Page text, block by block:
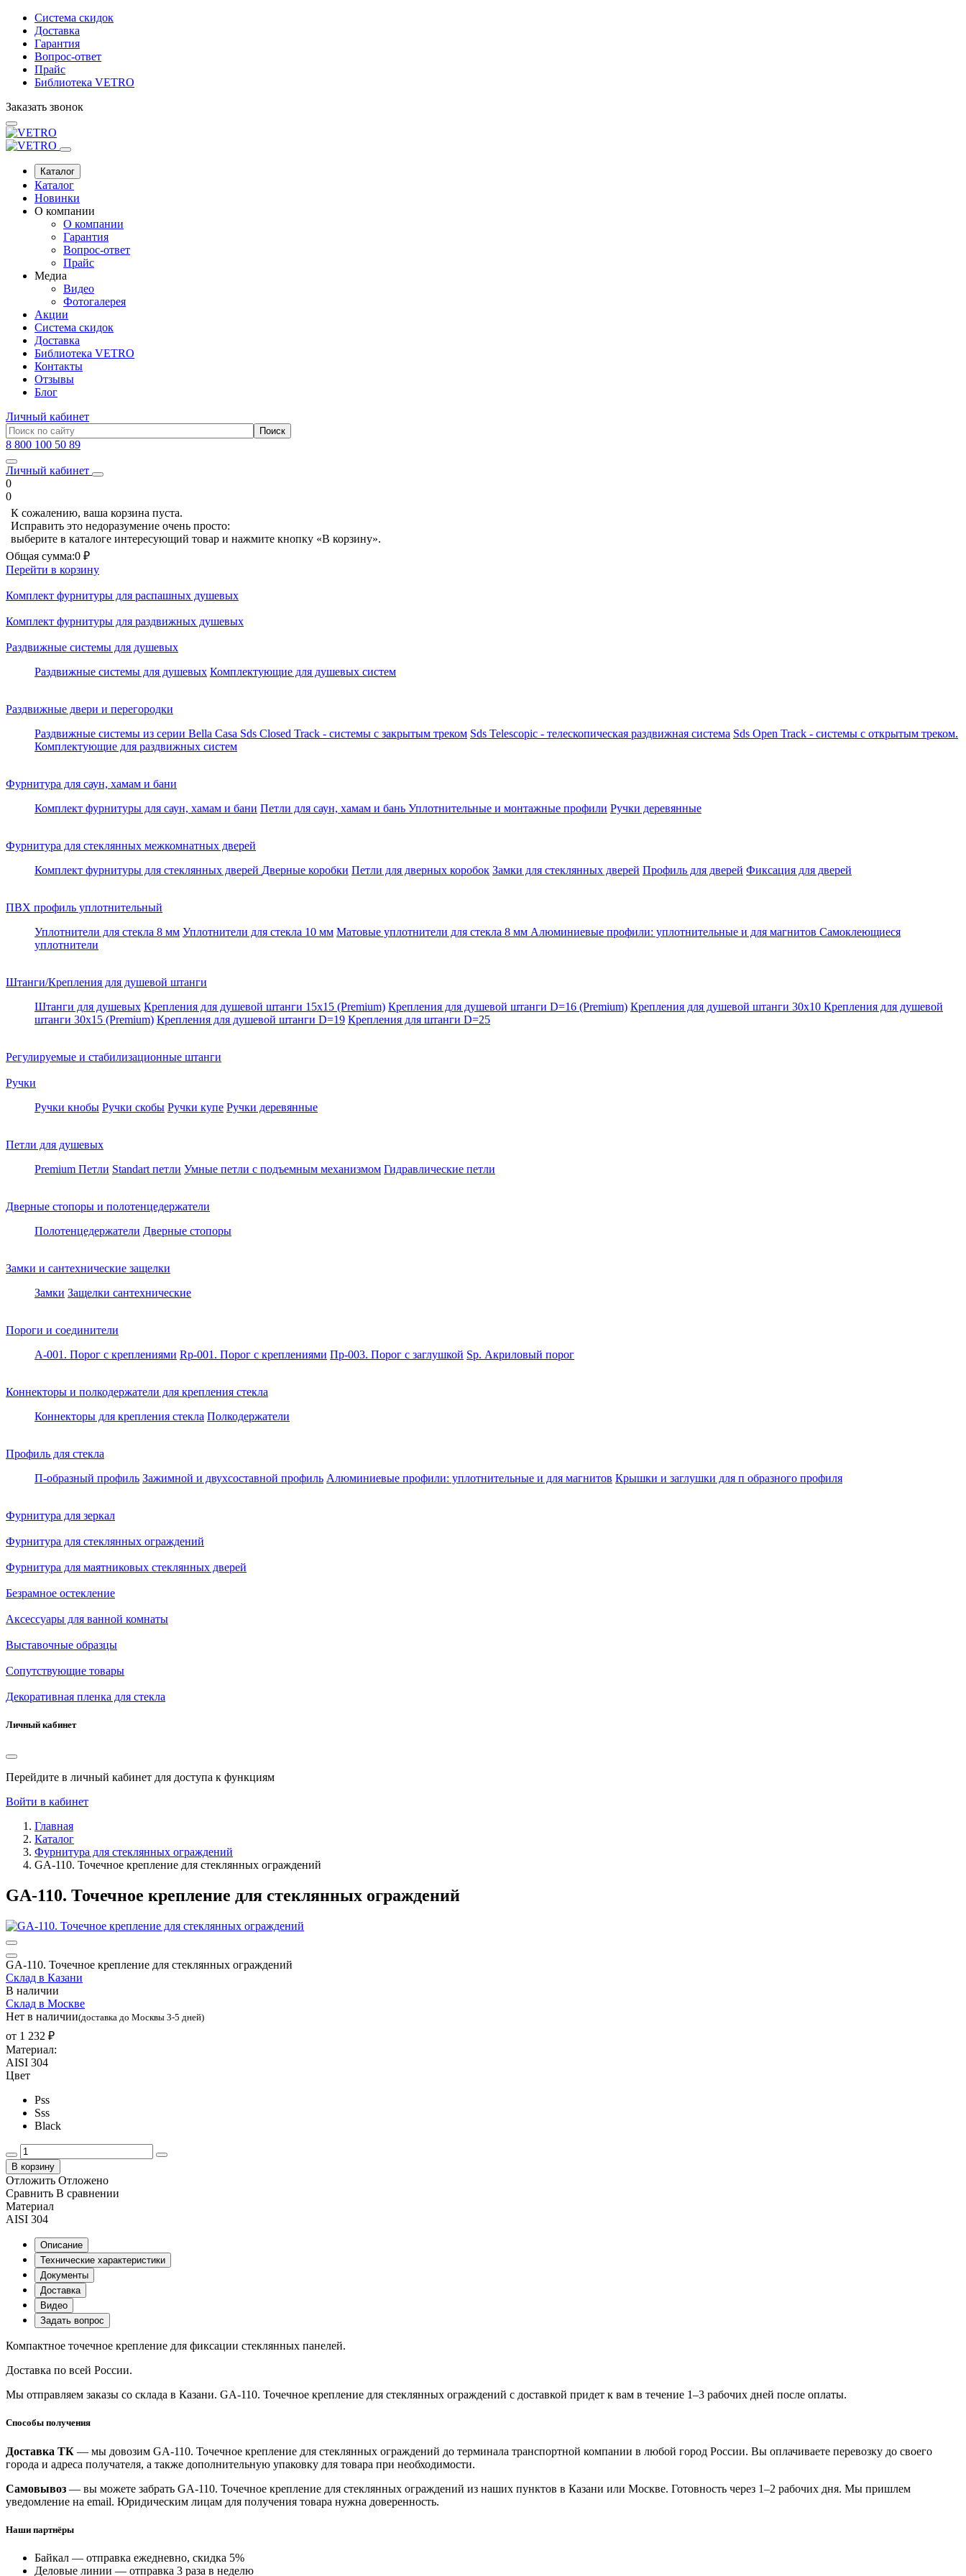
Система скидок
Доставка
Гарантия
Вопрос-ответ
Прайс
Библиотека VETRO
Заказать звонок
Каталог
Каталог
Новинки
О компании
О компании
Гарантия
Вопрос-ответ
Прайс
Медиа
Видео
Фотогалерея
Акции
Система скидок
Доставка
Библиотека VETRO
Контакты
Отзывы
Блог
Личный кабинет
8 800 100 50 89
Личный кабинет
0
0
К сожалению, ваша корзина пуста.
Исправить это недоразумение очень просто:
выберите в каталоге интересующий товар и нажмите кнопку «В корзину».
Общая сумма:0 ₽
Перейти в корзину
Комплект фурнитуры для распашных душевых
Комплект фурнитуры для раздвижных душевых
Раздвижные системы для душевых
Раздвижные системы для душевых Комплектующие для душевых систем
Раздвижные двери и перегородки
Раздвижные системы из серии Bella Casa Sds Closed Track - системы с закрытым треком Sds Telescopic - телескопическая раздвижная система Sds Open Track - системы с открытым треком.
Комплектующие для раздвижных систем
Фурнитура для саун, хамам и бани
Комплект фурнитуры для саун, хамам и бани Петли для саун, хамам и бань Уплотнительные и монтажные профили Ручки деревянные
Фурнитура для стеклянных межкомнатных дверей
Комплект фурнитуры для стеклянных дверей Дверные коробки Петли для дверных коробок Замки для стеклянных дверей Профиль для дверей Фиксация для дверей
ПВХ профиль уплотнительный
Уплотнители для стекла 8 мм Уплотнители для стекла 10 мм Матовые уплотнители для стекла 8 мм Алюминиевые профили: уплотнительные и для магнитов Самоклеющиеся
уплотнители
Штанги/Крепления для душевой штанги
Штанги для душевых Крепления для душевой штанги 15х15 (Premium) Крепления для душевой штанги D=16 (Premium) Крепления для душевой штанги 30x10 Крепления для душевой
штанги 30x15 (Premium) Крепления для душевой штанги D=19 Крепления для штанги D=25
Регулируемые и стабилизационные штанги
Ручки
Ручки кнобы Ручки скобы Ручки купе Ручки деревянные
Петли для душевых
Premium Петли Standart петли Умные петли c подъемным механизмом Гидравлические петли
Дверные стопоры и полотенцедержатели
Полотенцедержатели Дверные стопоры
Замки и сантехнические защелки
Замки Защелки сантехнические
Пороги и соединители
A-001. Порог с креплениями Rp-001. Порог с креплениями Пр-003. Порог с заглушкой Sp. Акриловый порог
Коннекторы и полкодержатели для крепления стекла
Коннекторы для крепления стекла Полкодержатели
Профиль для стекла
П-образный профиль Зажимной и двухсоставной профиль Алюминиевые профили: уплотнительные и для магнитов Крышки и заглушки для п образного профиля
Фурнитура для зеркал
Фурнитура для стеклянных ограждений
Фурнитура для маятниковых стеклянных дверей
Безрамное остекление
Аксессуары для ванной комнаты
Выставочные образцы
Сопутствующие товары
Декоративная пленка для стекла
Личный кабинет
Перейдите в личный кабинет для доступа к функциям
Войти в кабинет
Главная
Каталог
Фурнитура для стеклянных ограждений
GA-110. Точечное крепление для стеклянных ограждений
GA-110. Точечное крепление для стеклянных ограждений
GA-110. Точечное крепление для стеклянных ограждений
Склад в Казани
В наличии
Склад в Москве
Нет в наличии(доставка до Москвы 3-5 дней)
от 1 232 ₽
Материал:
AISI 304
Цвет
Pss
Sss
Black
В корзину
Отложить Отложено
Сравнить В сравнении
Материал
AISI 304
Описание
Технические характеристики
Документы
Доставка
Видео
Задать вопрос
Компактное точечное крепление для фиксации стеклянных панелей.
Доставка по всей России.
Мы отправляем заказы со склада в Казани. GA-110. Точечное крепление для стеклянных ограждений с доставкой придет к вам в течение 1–3 рабочих дней после оплаты.
Способы получения
Доставка ТК — мы довозим GA-110. Точечное крепление для стеклянных ограждений до терминала транспортной компании в любой город России. Вы оплачиваете перевозку до своего
города и адреса получателя, а также дополнительную упаковку для товара при необходимости.
Самовывоз — вы можете забрать GA-110. Точечное крепление для стеклянных ограждений из наших пунктов в Казани или Москве. Готовность через 1–2 рабочих дня. Мы пришлем
уведомление на email. Юридическим лицам для получения товара нужна доверенность.
Наши партнёры
Байкал — отправка ежедневно, скидка 5%
Деловые линии — отправка 3 раза в неделю